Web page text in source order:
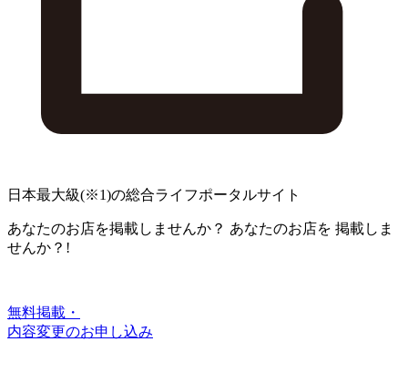
日本最大級(※1)の総合ライフポータルサイト
あなたのお店を掲載しませんか？ あなたのお店を 掲載しま
せんか？!
無料掲載・
内容変更のお申し込み